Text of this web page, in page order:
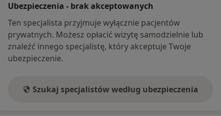
Ubezpieczenia - brak akceptowanych
Ten specjalista przyjmuje wyłącznie pacjentów
prywatnych. Możesz opłacić wizytę samodzielnie lub
znaleźć innego specjalistę, który akceptuje Twoje
ubezpieczenie.
Szukaj specjalistów według ubezpieczenia